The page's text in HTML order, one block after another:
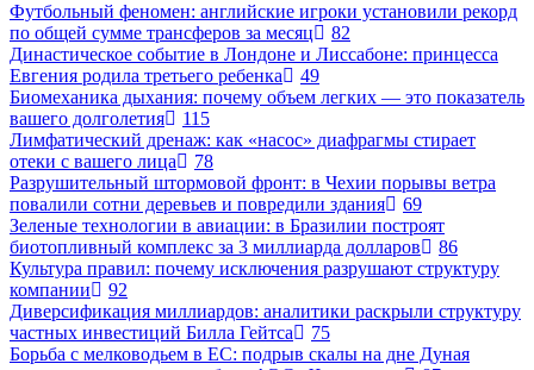
Футбольный феномен: английские игроки установили рекорд
по общей сумме трансферов за месяц
82
Династическое событие в Лондоне и Лиссабоне: принцесса
Евгения родила третьего ребенка
49
Биомеханика дыхания: почему объем легких — это показатель
вашего долголетия
115
Лимфатический дренаж: как «насос» диафрагмы стирает
отеки с вашего лица
78
Разрушительный штормовой фронт: в Чехии порывы ветра
повалили сотни деревьев и повредили здания
69
Зеленые технологии в авиации: в Бразилии построят
биотопливный комплекс за 3 миллиарда долларов
86
Культура правил: почему исключения разрушают структуру
компании
92
Диверсификация миллиардов: аналитики раскрыли структуру
частных инвестиций Билла Гейтса
75
Борьба с мелководьем в ЕС: подрыв скалы на дне Дуная